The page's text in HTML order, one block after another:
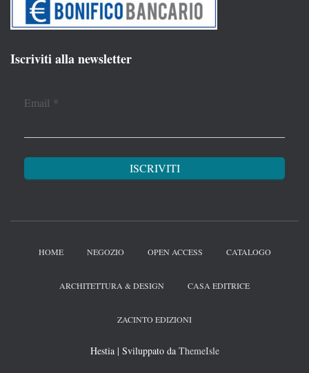
Iscriviti alla newsletter
Email *
HOME NEGOZIO OPEN ACCESS CATALOGO
ARCHITETTURA & DESIGN CASA EDITRICE
ZACINTO EDIZIONI
Hestia | Sviluppato da ThemeIsle